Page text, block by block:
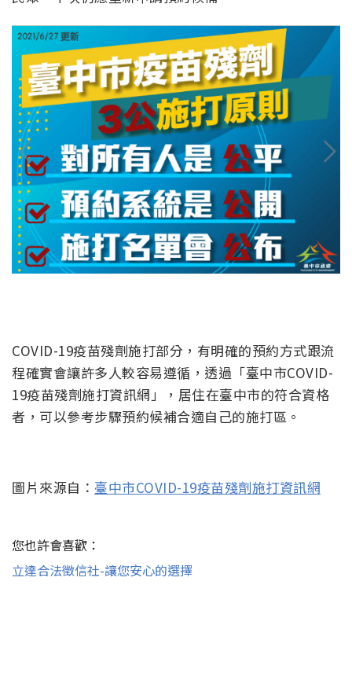
COVID-19疫苗殘劑施打部分，有明確的預約方式跟流
程確實會讓許多人較容易遵循，透過「臺中市COVID-
19疫苗殘劑施打資訊網」，居住在臺中市的符合資格
者，可以參考步驟預約候補合適自己的施打區。
圖片來源自： 臺中市COVID-19疫苗殘劑施打資訊網
您也許會喜歡：
立達合法徵信社-讓您安心的選擇